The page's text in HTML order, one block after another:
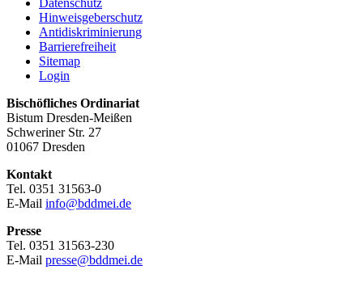
Datenschutz
Hinweisgeberschutz
Antidiskriminierung
Barrierefreiheit
Sitemap
Login
Bischöfliches Ordinariat
Bistum Dresden-Meißen
Schweriner Str. 27
01067 Dresden
Kontakt
Tel. 0351 31563-0
E-Mail info@bddmei.de
Presse
Tel. 0351 31563-230
E-Mail presse@bddmei.de